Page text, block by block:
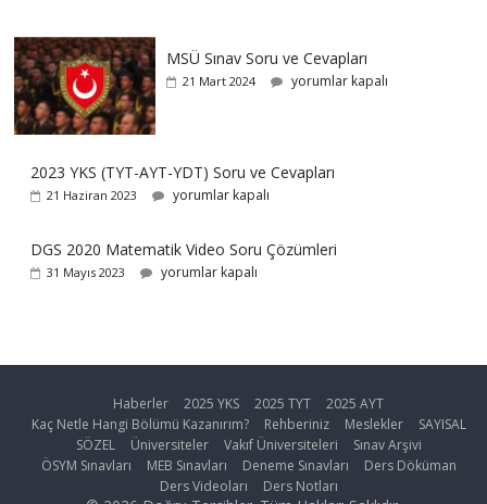
MSÜ Sınav Soru ve Cevapları
21 Mart 2024 yorumlar kapalı
2023 YKS (TYT-AYT-YDT) Soru ve Cevapları
21 Haziran 2023 yorumlar kapalı
DGS 2020 Matematik Video Soru Çözümleri
31 Mayıs 2023 yorumlar kapalı
Haberler 2025 YKS 2025 TYT
2025 AYT
Kaç Netle Hangi Bölümü Kazanırım?
Rehberiniz Meslekler
SAYISAL
SÖZEL
Üniversiteler Vakıf Üniversiteleri
Sınav Arşivi
ÖSYM Sınavları
MEB Sınavları Deneme Sınavları
Ders Döküman
Ders Videoları
Ders Notları